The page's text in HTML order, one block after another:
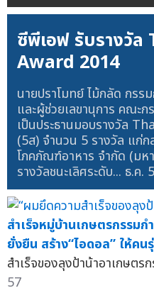
ซีพีเอฟ รับรางวั
Award 2014
นายปราโมทย์ ไม้กลัด กร
และผู้ช่วยเลขานุการ คณะ
เป็นประธานมอบรางวัล
(5ส) จำนวน 5 รางวัล แก่
โภคภัณฑ์อาหาร จำกัด (มห
รางวัลชนะเลิศระดับ... ธ.ค.
สำเร็จหมู่บ้านเกษตรกรรม
ยั่งยืน สร้าง“ไอดอล” ให้คน
สำเร็จของลุงป้าน้าอาเกษต
57